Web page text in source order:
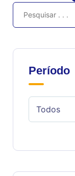
Período